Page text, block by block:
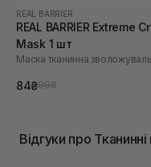
REAL BARRIER
REAL BARRIER Extreme
Mask 1 шт
Маска тканинна
84₴99₴
Відгуки про